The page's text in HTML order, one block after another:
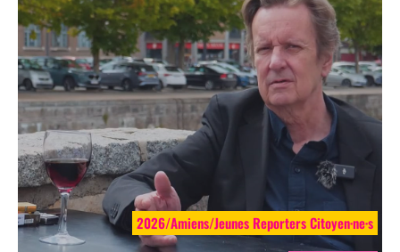
2026/Amiens/Jeunes Reporters Citoyen·ne·s